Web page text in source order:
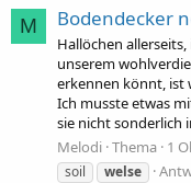
M Bodendecker
Hallöchen
unserem
erkennen könnt, ist
Ich musste etwas
sie nicht sonderlich
Melodi Thema 1
soil
welse